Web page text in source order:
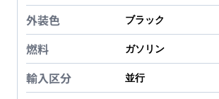
外装色 ブラック
燃料 ガソリン
輸入区分 並行